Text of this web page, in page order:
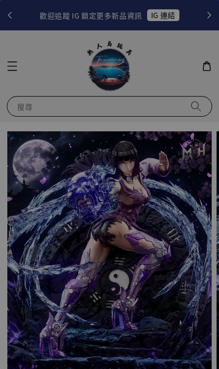
歡迎追蹤 IG 鎖定更多新品資訊 IG 連結
搜尋